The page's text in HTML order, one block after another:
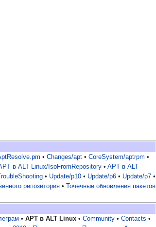
• Changes/apt• CoreSystem/aptrpm •
в ALT Linux/IsoFromRepository • APT в ALT
• Update/p10• Update/p6• Update/p7•
репозитория• Точечные обновления пакетов
• APT в ALT Linux • Community • Contacts •